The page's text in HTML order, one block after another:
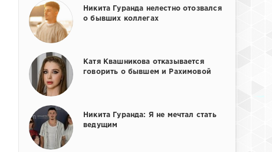
Никита Гуранда нелестно отозвался
о бывших коллегах
Катя Квашникова отказывается
говорить о бывшем и Рахимовой
Никита Гуранда: Я не мечтал стать
ведущим